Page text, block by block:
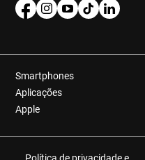
Smartphones
Aplicações
Apple
Política de privacidade e